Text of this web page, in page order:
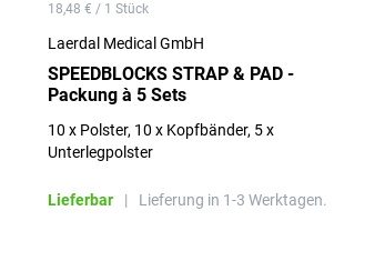
18,48 € / 1 Stück
Laerdal Medical GmbH
SPEEDBLOCKS STRAP & PAD -
Packung à 5 Sets
10 x Polster, 10 x Kopfbänder, 5 x
Unterlegpolster
Lieferbar | Lieferung in 1-3 Werktagen.